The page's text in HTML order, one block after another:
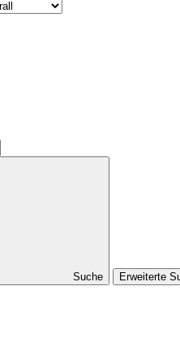
Suche Erweiterte